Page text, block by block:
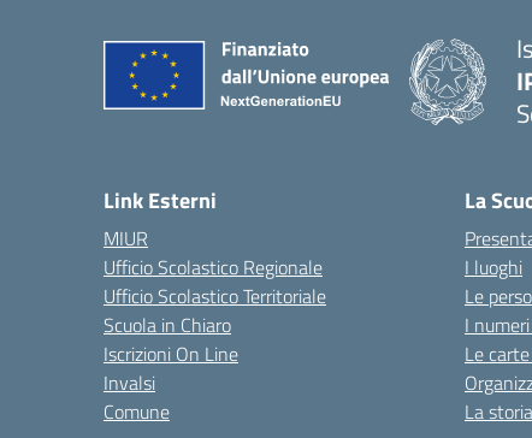
Link Esterni
MIUR
Ufficio Scolastico Regionale
Ufficio Scolastico Territoriale
Scuola in Chiaro
Iscrizioni On Line
Invalsi
Comune
La
I luoghi
Le
I
Le
La storia